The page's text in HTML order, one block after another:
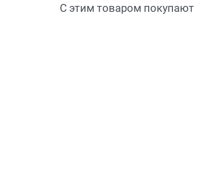
С этим товаром покупают